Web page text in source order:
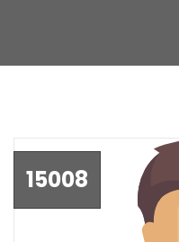
15008